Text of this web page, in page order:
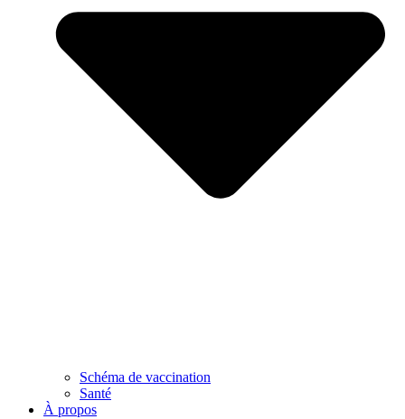
Schéma de vaccination
Santé
À propos